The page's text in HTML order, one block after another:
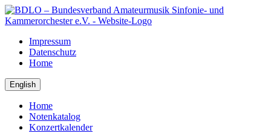
Impressum
Datenschutz
Home
Home
Notenkatalog
Konzertkalender